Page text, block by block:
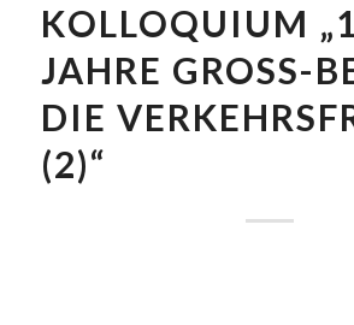
KOLLOQUIUM
JAHRE GROSS-
IE
2)“